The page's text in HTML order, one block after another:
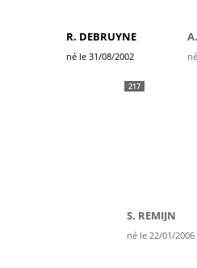
R. DEBRUYNE
né le 31/08/2002
217
S. REMIJN
né le 22/01/2006